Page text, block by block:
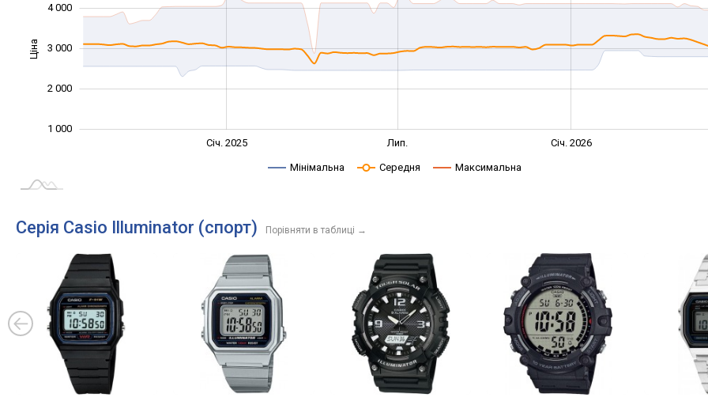
Ціна 1 000
1 000
2 000
3 000
4 000
Січ. 2025 Лип. Січ. 2026
Мінімальна Середня Максимальна
Серія Casio Illuminator (спорт) Порівняти в таблиці →